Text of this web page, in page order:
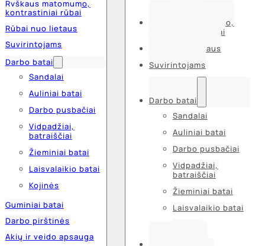
Ryškaus matomumo,
kontrastiniai rūbai
Rūbai nuo lietaus
Suvirintojams
Darbo batai
Sandalai
Auliniai batai
Darbo pusbačiai
Vidpadžiai,
batraiščiai
Žieminiai batai
Laisvalaikio batai
Kojinės
Guminiai batai
Darbo pirštinės
Akių ir veido apsauga
Ryškaus matomumo,
kontrastiniai rūbai
Rūbai nuo lietaus
Suvirintojams
Darbo batai
Sandalai
Auliniai batai
Darbo pusbačiai
Vidpadžiai,
batraiščiai
Žieminiai batai
Laisvalaikio batai